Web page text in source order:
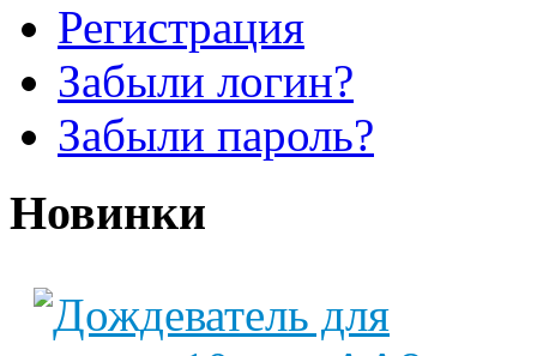
Регистрация
Забыли логин?
Забыли пароль?
Новинки